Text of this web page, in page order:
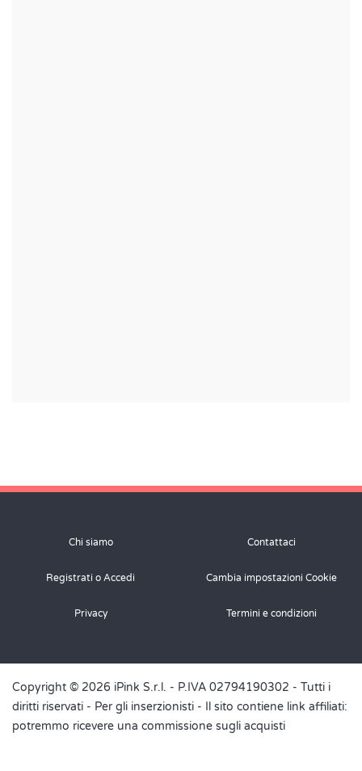
Chi siamo Contattaci
Registrati o Accedi Cambia impostazioni Cookie
Privacy Termini e condizioni
Copyright © 2026 iPink S.r.l. - P.IVA 02794190302 - Tutti i
diritti riservati - Per gli inserzionisti - Il sito contiene link affiliati:
potremmo ricevere una commissione sugli acquisti